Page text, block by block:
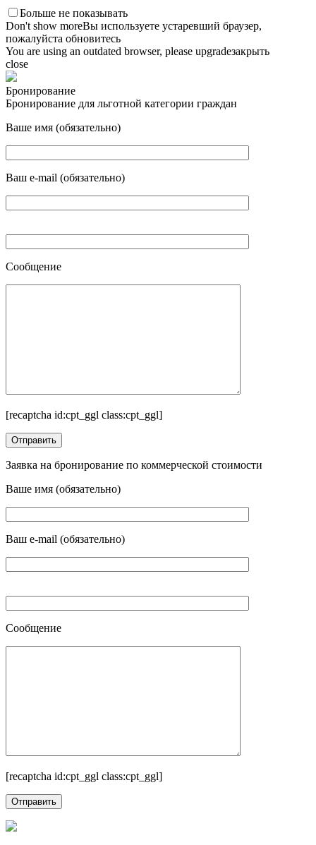
Больше не показывать
Don't show moreВы используете устаревший браузер,
пожалуйста обновитесь
You are using an outdated browser, please upgradeзакрыть
close
Бронирование
Бронирование для льготной категории граждан
Ваше имя (обязательно)
Ваш e-mail (обязательно)
Сообщение
[recaptcha id:cpt_ggl class:cpt_ggl]
Заявка на бронирование по коммерческой стоимости
Ваше имя (обязательно)
Ваш e-mail (обязательно)
Сообщение
[recaptcha id:cpt_ggl class:cpt_ggl]